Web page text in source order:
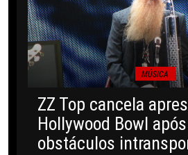
MÚSICA
ZZ Top cancela
Hollywood Bowl
obstáculos